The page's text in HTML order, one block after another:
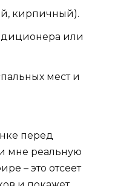
кирпичный).
или
мест и
перед
мне реальную
– это отсеет